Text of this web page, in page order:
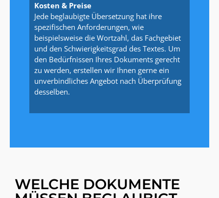
Kosten & Preise
Jede beglaubigte Übersetzung hat ihre
spezifischen Anforderungen, wie
beispielsweise die Wortzahl, das Fachgebiet
und den Schwierigkeitsgrad des Textes. Um
den Bedürfnissen Ihres Dokuments gerecht
zu werden, erstellen wir Ihnen gerne ein
unverbindliches Angebot nach Überprüfung
desselben.
WELCHE DOKUMENTE